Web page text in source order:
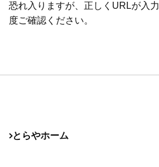
恐れ入りますが、正しくURLが入
度ご確認ください。
とらやホーム